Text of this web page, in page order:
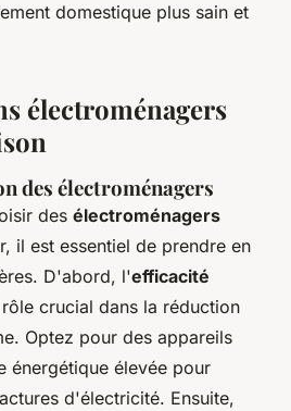
domestique plus sain et
électroménagers
des électroménagers
des électroménagers
il est essentiel de prendre en
D'abord, l'efficacité
crucial dans la réduction
Optez pour des appareils
énergétique élevée pour
d'électricité. Ensuite,